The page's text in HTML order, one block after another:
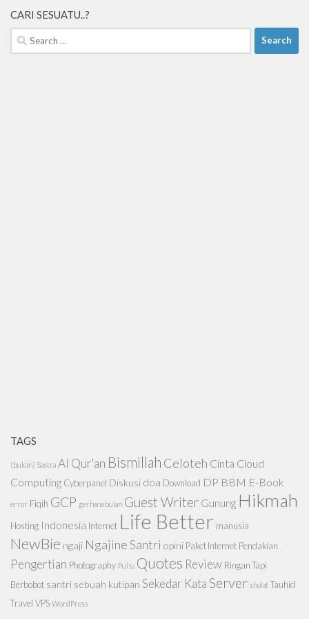
CARI SESUATU..?
Search
for:
TAGS
(bukan) Sastra Al Qur'an Bismillah Celoteh Cinta Cloud
Computing Cyberpanel Diskusi doa Download DP BBM E-Book
error Fiqih GCP gerhana bulan Guest Writer Gunung Hikmah
Hosting Indonesia Internet Life Better manusia
NewBie ngaji Ngajine Santri opini Paket Internet Pendakian
Pengertian Photography Pulsa Quotes Review Ringan Tapi
Berbobot santri sebuah kutipan Sekedar KataServer sholat Tauhid
Travel VPS WordPress